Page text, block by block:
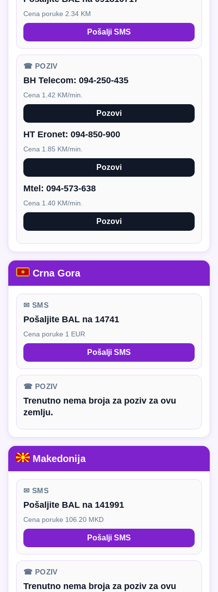
Cena poruke 2.34 KM
Pošalji SMS
☎ POZIV
BH Telecom: 094-250-435
Cena 1.42 KM/min.
Pozovi
HT Eronet: 094-850-900
Cena 1.85 KM/min.
Pozovi
Mtel: 094-573-638
Cena 1.40 KM/min.
Pozovi
Crna Gora
✉ SMS
Pošaljite BAL na 14741
Cena poruke 1 EUR
Pošalji SMS
☎ POZIV
Trenutno nema broja za poziv za ovu
zemlju.
Makedonija
✉ SMS
Pošaljite BAL na 141991
Cena poruke 106.20 MKD
Pošalji SMS
☎ POZIV
Trenutno nema broja za poziv za ovu